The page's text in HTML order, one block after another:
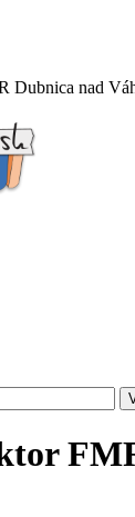
Dubnica nad